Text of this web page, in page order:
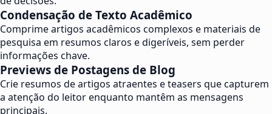
Condensação de Texto Acadêmico
Comprime artigos acadêmicos complexos e materiais de
pesquisa em resumos claros e digeríveis, sem perder
informações chave.
Previews de Postagens de Blog
Crie resumos de artigos atraentes e teasers que capturem
a atenção do leitor enquanto mantêm as mensagens
principais.